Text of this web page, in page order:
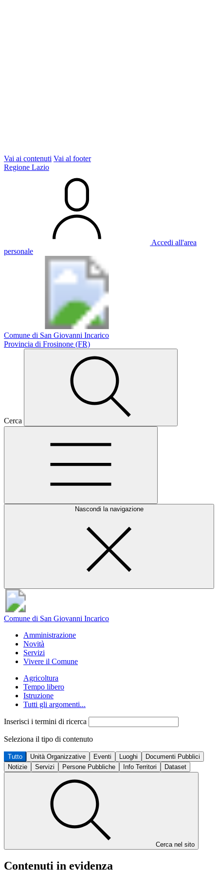
Vai ai contenuti Vai al footer
Regione Lazio
Accedi all'area
personale
Comune di San Giovanni Incarico
Provincia di Frosinone (FR)
Cerca
Nascondi la navigazione
Comune di San Giovanni Incarico
Amministrazione
Novità
Servizi
Vivere il Comune
Agricoltura
Tempo libero
Istruzione
Tutti gli argomenti...
Inserisci i termini di ricerca
Seleziona il tipo di contenuto
Tutto Unità Organizzative Eventi Luoghi
Documenti Pubblici
Notizie
Servizi Persone Pubbliche Info Territori Dataset
Cerca nel sito
Contenuti in evidenza